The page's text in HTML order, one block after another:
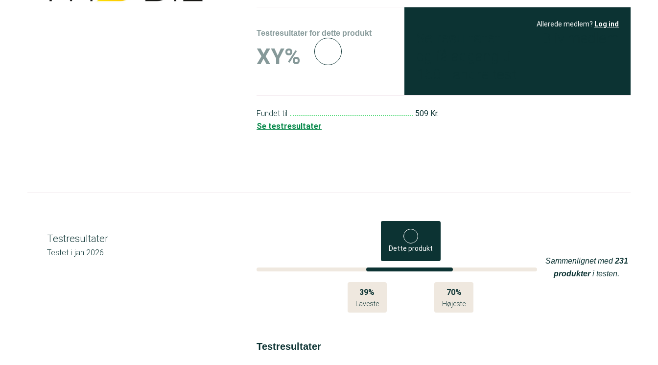
Testresultater for dette produkt
XY%
Allerede medlem? Log ind
Fundet til
509 Kr.
Se testresultater
Testresultater
Testet i jan 2026 Dette produkt
39%
Laveste
70%
Højeste
Sammenlignet med231
produkteri testen.
Testresultater